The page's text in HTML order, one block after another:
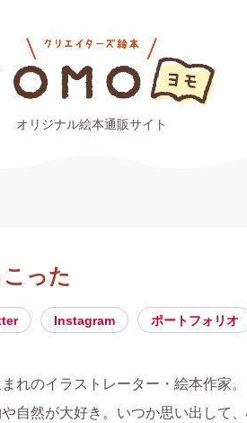
オリジナル絵本通販サイト
った
Instagram ポートフォリオ
れのイラストレーター・絵本作家。
自然が大好き。いつか思い出して